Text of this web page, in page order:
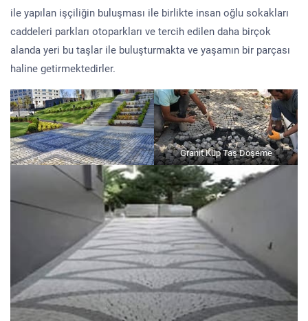
ile yapılan işçiliğin buluşması ile birlikte insan oğlu sokakları
caddeleri parkları otoparkları ve tercih edilen daha birçok
alanda yeri bu taşlar ile buluşturmakta ve yaşamın bir parçası
haline getirmektedirler.
Granit Küp Taş Döşeme